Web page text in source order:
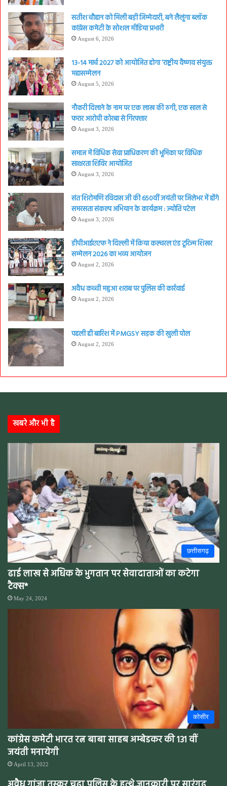
सतीश चौहान को मिली बड़ी जिम्मेदारी, बने लैलूंगा ब्लॉक
कांग्रेस कमेटी के सोशल मीडिया प्रभारी
August 6, 2026
13-14 मार्च 2027 को आयोजित होगा ‘राष्ट्रीय वैष्णव संयुक्त
महासम्मेलन
August 5, 2026
नौकरी दिलाने के नाम पर एक लाख की ठगी, एक साल से
फरार आरोपी कोरबा से गिरफ्तार
August 3, 2026
समाज में विधिक सेवा प्राधिकरण की भूमिका पर विधिक
साक्षरता शिविर आयोजित
August 3, 2026
संत शिरोमणि रविदास जी की 650वीं जयंती पर जिलेभर में होंगे
समरसता संकल्प अभियान के कार्यक्रम : ज्योति पटेल
August 3, 2026
डीपीआईएएफ ने दिल्ली में किया कल्चरल एंड टूरिज्म शिखर
सम्मेलन 2026 का भव्य आयोजन
August 2, 2026
अवैध कच्ची महुआ शराब पर पुलिस की कार्रवाई
August 2, 2026
पहली ही बारिश में PMGSY सड़क की खुली पोल
August 2, 2026
खबरे और भी है
छत्तीसगढ़
ढाई लाख से अधिक के भुगतान पर सेवादाताओं का कटेगा
टैक्स*
May 24, 2024
कोसीर
कांग्रेस कमेटी भारत रत्न बाबा साहब अम्बेडकर की 131 वीं
जयंती मनायेगी
April 13, 2022